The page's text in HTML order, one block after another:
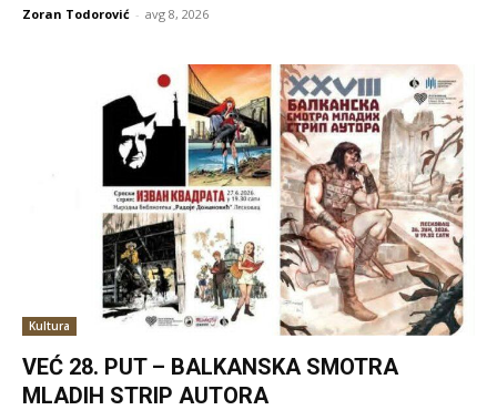
Zoran Todorović - avg 8, 2026
Kultura
VEĆ 28. PUT – BALKANSKA SMOTRA
MLADIH STRIP AUTORA